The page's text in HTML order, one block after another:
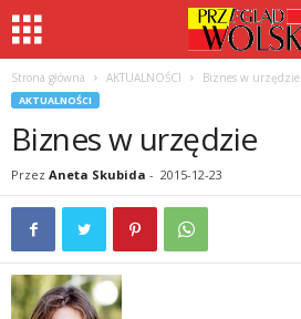
Strona główna AKTUALNOŚCI Biznes w urzędzie
AKTUALNOŚCI
Biznes w urzędzie
Przez Aneta Skubida - 2015-12-23